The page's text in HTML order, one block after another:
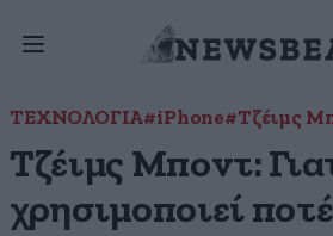
ΤΕΧΝΟΛΟΓΙΑ#iPhone#Τζέιμς
Τζέιμς Μποντ:
χρησιμοποιεί